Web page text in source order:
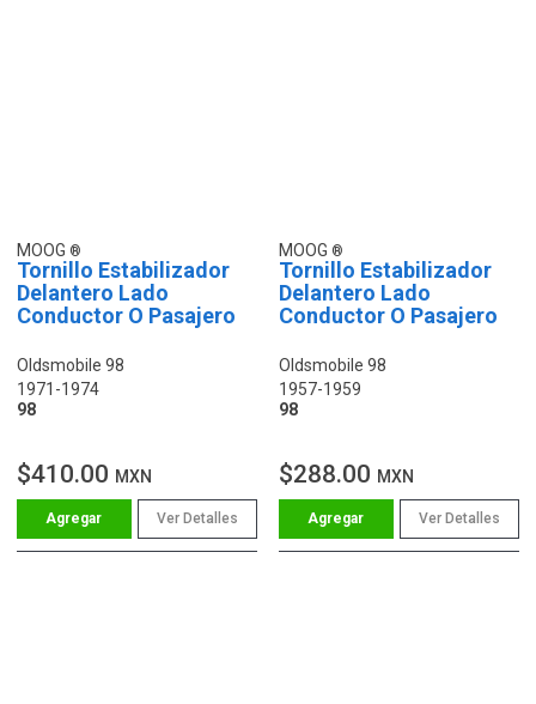
MOOG
Tornillo Estabilizador
Delantero Lado
Conductor O Pasajero
Oldsmobile 98
1971-1974
98
$410.00 MXN
Ver Detalles
MOOG
Tornillo Estabilizador
Delantero Lado
Conductor O Pasajero
Oldsmobile 98
1957-1959
98
$288.00 MXN
Ver Detalles